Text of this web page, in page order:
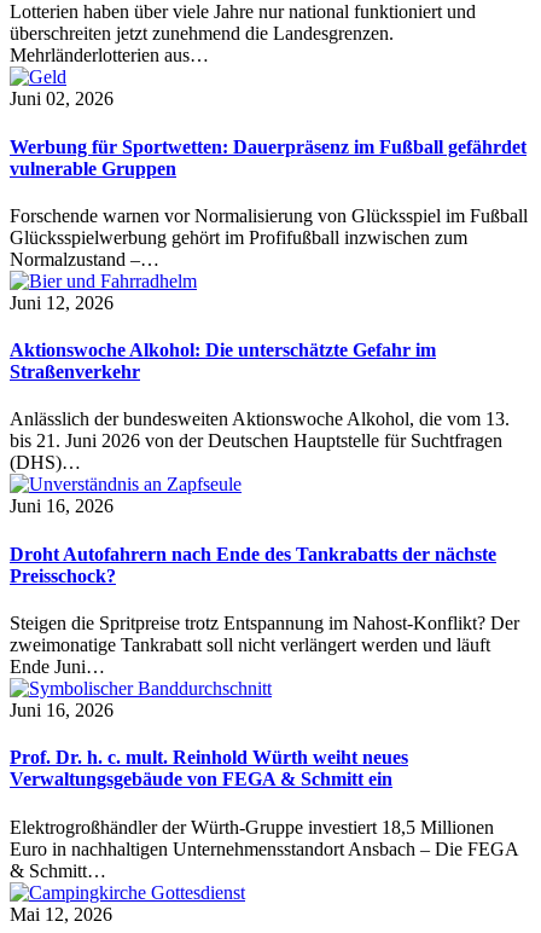
Lotterien haben über viele Jahre nur national funktioniert und
überschreiten jetzt zunehmend die Landesgrenzen.
Mehrländerlotterien aus…
Juni 02, 2026
Werbung für Sportwetten: Dauerpräsenz im Fußball gefährdet
vulnerable Gruppen
Forschende warnen vor Normalisierung von Glücksspiel im Fußball
Glücksspielwerbung gehört im Profifußball inzwischen zum
Normalzustand –…
Juni 12, 2026
Aktionswoche Alkohol: Die unterschätzte Gefahr im
Straßenverkehr
Anlässlich der bundesweiten Aktionswoche Alkohol, die vom 13.
bis 21. Juni 2026 von der Deutschen Hauptstelle für Suchtfragen
(DHS)…
Juni 16, 2026
Droht Autofahrern nach Ende des Tankrabatts der nächste
Preisschock?
Steigen die Spritpreise trotz Entspannung im Nahost-Konflikt? Der
zweimonatige Tankrabatt soll nicht verlängert werden und läuft
Ende Juni…
Juni 16, 2026
Prof. Dr. h. c. mult. Reinhold Würth weiht neues
Verwaltungsgebäude von FEGA & Schmitt ein
Elektrogroßhändler der Würth-Gruppe investiert 18,5 Millionen
Euro in nachhaltigen Unternehmensstandort Ansbach – Die FEGA
& Schmitt…
Mai 12, 2026